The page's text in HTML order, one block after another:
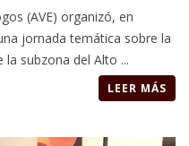
(AVE) organizó, en
jornada temática sobre la
subzona del Alto ...
LEER MÁS